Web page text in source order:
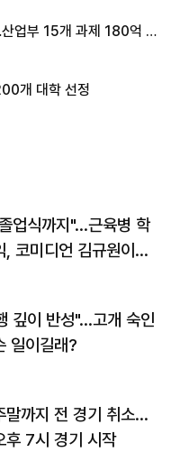
업부 15개 과제 180억 지
개 대학 선정
업식까지"…근육병 학
, 코미디언 김규원이었
깊이 반성"…고개 숙인
일이길래?
말까지 전 경기 취소…
후 7시 경기 시작